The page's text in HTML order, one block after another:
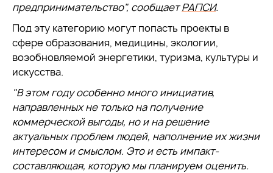
предпринимательство", сообщаетРАПСИ.
Под эту категорию могут попасть проекты в
сфере образования, медицины, экологии,
возобновляемой энергетики, туризма, культуры и
искусства.
"В этом году особенно много инициатив,
направленных не только на получение
коммерческой выгоды, но и на решение
актуальных проблем людей, наполнение их жизни
интересом и смыслом. Это и есть импакт-
составляющая, которую мы планируем оценить.